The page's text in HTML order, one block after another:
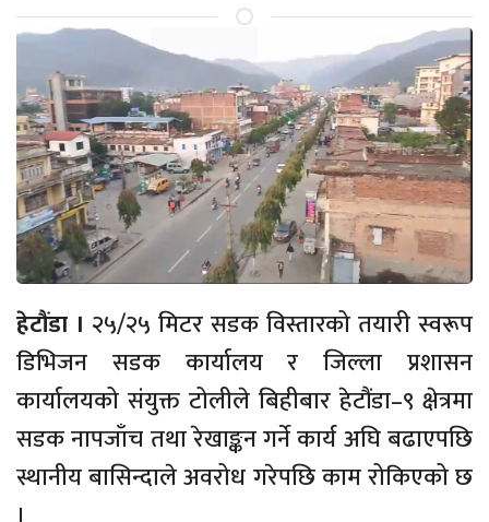
हेटौंडा । २५/२५ मिटर सडक विस्तारको तयारी स्वरूप
डिभिजन सडक कार्यालय र जिल्ला प्रशासन
कार्यालयको संयुक्त टोलीले बिहीबार हेटौंडा–९ क्षेत्रमा
सडक नापजाँच तथा रेखाङ्कन गर्ने कार्य अघि बढाएपछि
स्थानीय बासिन्दाले अवरोध गरेपछि काम रोकिएको छ